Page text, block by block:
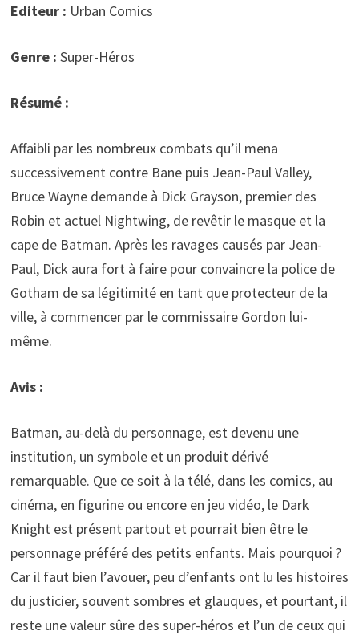
Editeur : Urban Comics
Genre : Super-Héros
Résumé :
Affaibli par les nombreux combats qu’il mena
successivement contre Bane puis Jean-Paul Valley,
Bruce Wayne demande à Dick Grayson, premier des
Robin et actuel Nightwing, de revêtir le masque et la
cape de Batman. Après les ravages causés par Jean-
Paul, Dick aura fort à faire pour convaincre la police de
Gotham de sa légitimité en tant que protecteur de la
ville, à commencer par le commissaire Gordon lui-
même.
Avis :
Batman, au-delà du personnage, est devenu une
institution, un symbole et un produit dérivé
remarquable. Que ce soit à la télé, dans les comics, au
cinéma, en figurine ou encore en jeu vidéo, le Dark
Knight est présent partout et pourrait bien être le
personnage préféré des petits enfants. Mais pourquoi ?
Car il faut bien l’avouer, peu d’enfants ont lu les histoires
du justicier, souvent sombres et glauques, et pourtant, il
reste une valeur sûre des super-héros et l’un de ceux qui